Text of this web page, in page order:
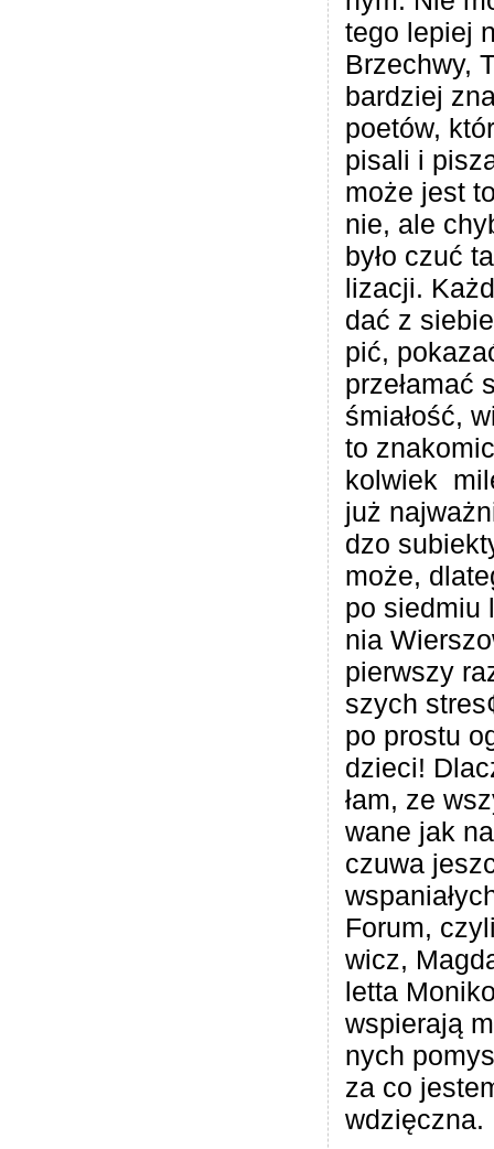
tego lepiej
Brze­chwy,
bar­dziej
poetów,
pisali i
może jest
nie, ale
było czuć
li­za­cji.
dać z
pić,
prze­ła­mać
śmia­łość,
to
kol­wiek
już
dzo
może,
po sied­miu
nia
pierw­szy
szych
po pro­stu
dzieci!
łam, ze
wane jak
czuwa
Forum,
wicz,
letta
wspie­rają
nych
za co
wdzięczna.